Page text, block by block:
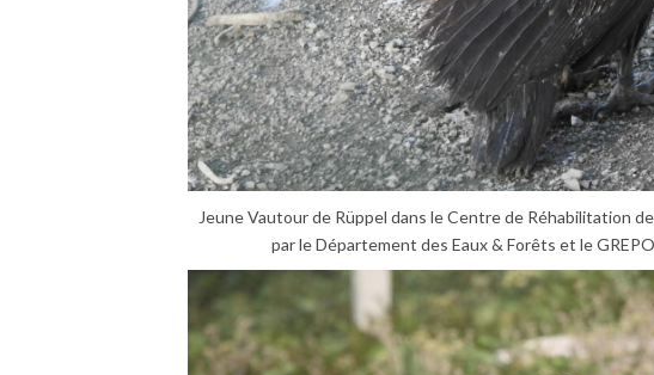
Jeune Vautour de Rüppel dans le Centre de Réhabilitation
par le Département des Eaux & Forêts et le